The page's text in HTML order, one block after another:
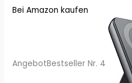
Bei Amazon kaufen
AngebotBestseller Nr. 4